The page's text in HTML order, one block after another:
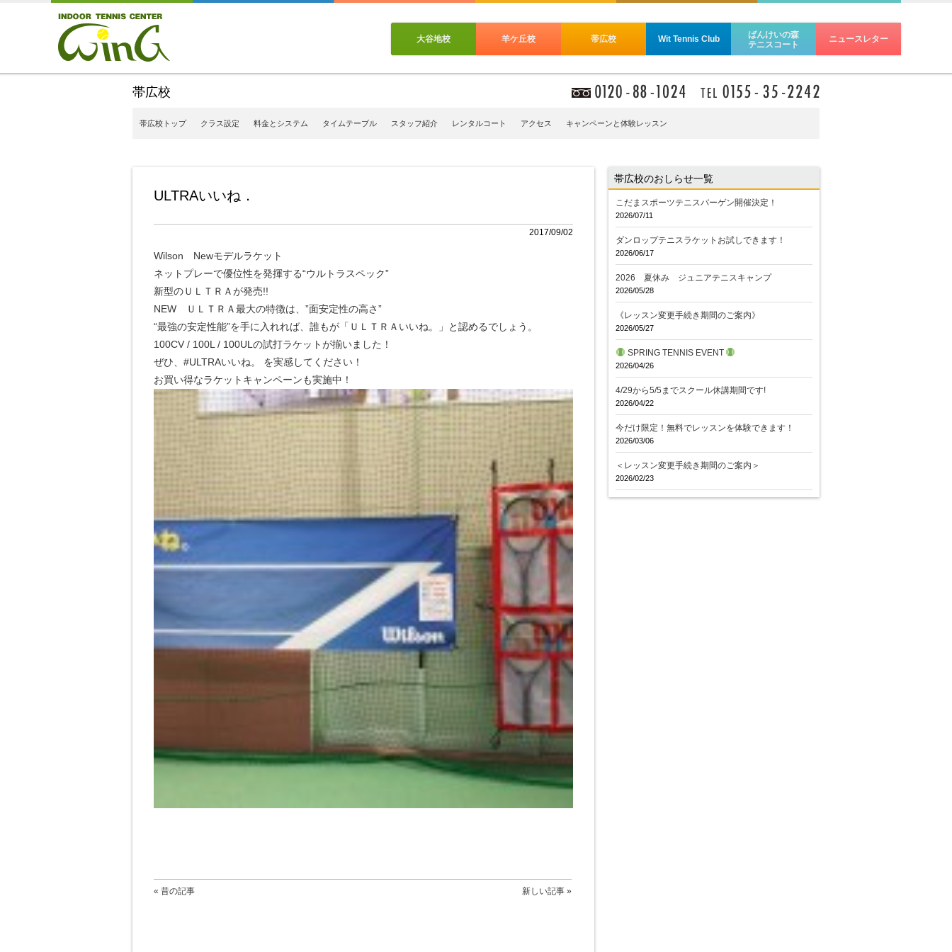
大谷地校 羊ケ丘校 帯広校 Wit Tennis Club
ばんけいの森
テニスコート
ニュースレター
帯広校
帯広校トップ クラス設定 料金とシステム タイムテーブル スタッフ紹介 レンタルコート アクセス キャンペーンと体験レッスン
ULTRAいいね．
2017/09/02
Wilson Newモデルラケット
ネットプレーで優位性を発揮する“ウルトラスペック”
新型のＵＬＴＲＡが発売!!
NEW ＵＬＴＲＡ最大の特徴は、”面安定性の高さ”
“最強の安定性能”を手に入れれば、誰もが「ＵＬＴＲＡいいね。」と認めるでしょう。
100CV / 100L / 100ULの試打ラケットが揃いました！
ぜひ、#ULTRAいいね。 を実感してください！
お買い得なラケットキャンペーンも実施中！
« 昔の記事 新しい記事 »
帯広校のおしらせ一覧
こだまスポーツテニスバーゲン開催決定！
2026/07/11
ダンロップテニスラケットお試しできます！
2026/06/17
2026 夏休み ジュニアテニスキャンプ
2026/05/28
《レッスン変更手続き期間のご案内》
2026/05/27
SPRING TENNIS EVENT
2026/04/26
4/29から5/5までスクール休講期間です!
2026/04/22
今だけ限定！無料でレッスンを体験できます！
2026/03/06
＜レッスン変更手続き期間のご案内＞
2026/02/23